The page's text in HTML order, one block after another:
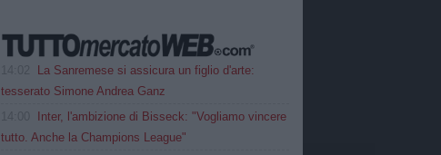
La Sanremese si assicura un figlio d'arte:
tesserato Simone Andrea Ganz
Inter, l'ambizione di Bisseck: "Vogliamo vincere
tutto. Anche la Champions League"